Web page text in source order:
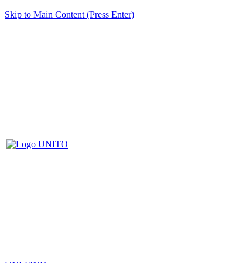
Skip to Main Content (Press Enter)